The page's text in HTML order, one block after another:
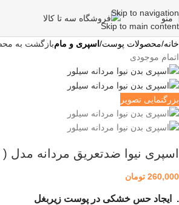
Skip to navigation
Skip to main content
منو
خانه محصولات پوست اسپری و مامبازگشت به
اتمام موجودی
بزرگنمایی تصویر
اسپری نیوا ضدتعریق مردانه مدل ( silver protect )
260,000 تومان
. ایجاد حس خشکی در پوست زیربغل